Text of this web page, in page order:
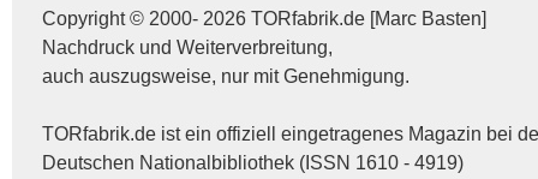
Copyright © 2000- 2026 TORfabrik.de [Marc Basten]
Nachdruck und Weiterverbreitung,
auch auszugsweise, nur mit Genehmigung.
TORfabrik.de ist ein offiziell eingetragenes Magazin bei
Deutschen Nationalbibliothek (ISSN 1610 - 4919)